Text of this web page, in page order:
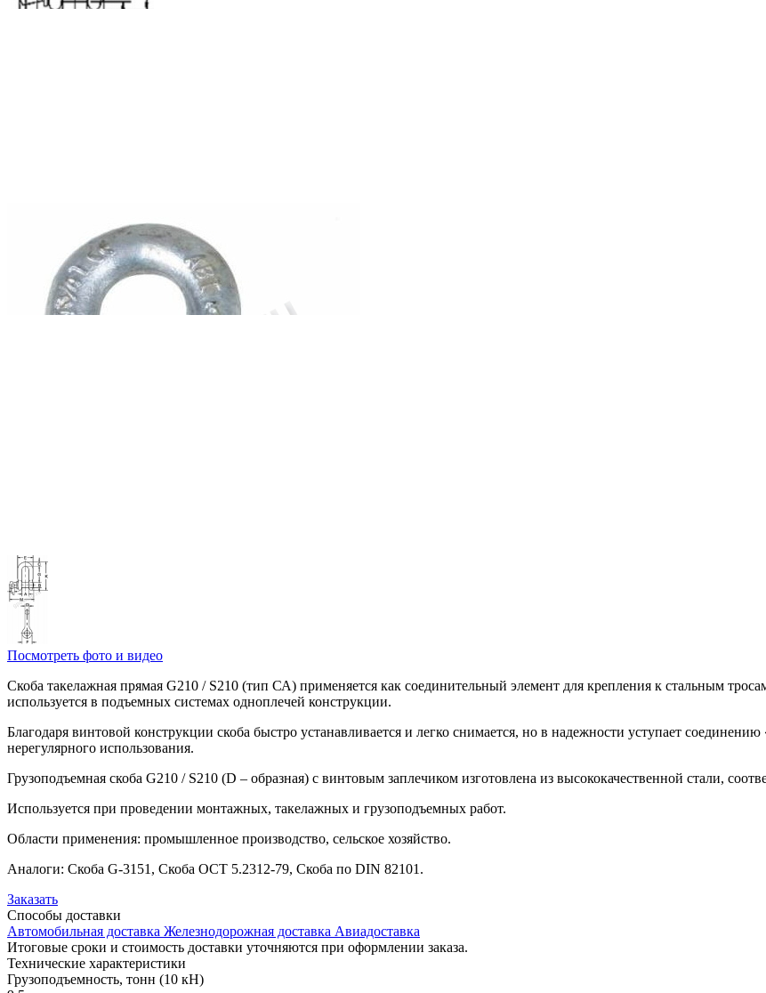
Посмотреть фото и видео
Скоба такелажная прямая G210 / S210 (тип СА) применяется как соединительный элемент для крепления к стальным
используется в подъемных системах одноплечей конструкции.
Благодаря винтовой конструкции скоба быстро устанавливается и легко снимается, но в надежности уступает
нерегулярного использования.
Грузоподъемная скоба G210 / S210 (D – образная) с винтовым заплечиком изготовлена из высококачественной стали,
Используется при проведении монтажных, такелажных и грузоподъемных работ.
Области применения: промышленное производство, сельское хозяйство.
Аналоги: Скоба G-3151, Скоба ОСТ 5.2312-79, Скоба по DIN 82101.
Заказать
Способы доставки
Автомобильная доставка Железнодорожная доставка Авиадоставка
Итоговые сроки и стоимость доставки уточняются при оформлении заказа.
Технические характеристики
Грузоподъемность, тонн (10 кН)